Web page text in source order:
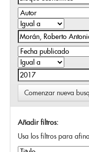
Comenzar nueva
Añadir filtros:
Usa los filtros para